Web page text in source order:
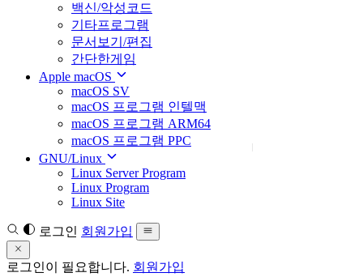
백신/악성코드
기타프로그램
문서보기/편집
간단한게임
Apple macOS
macOS SV
macOS 프로그램 인텔맥
macOS 프로그램 ARM64
macOS 프로그램 PPC
GNU/Linux
Linux Server Program
Linux Program
Linux Site
로그인 회원가입
로그인이 필요합니다. 회원가입